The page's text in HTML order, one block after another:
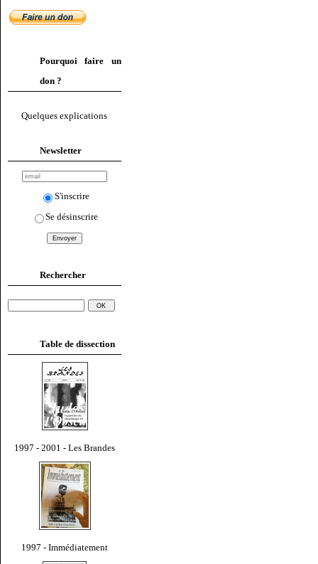
Pourquoi faire un
don ?
Quelques explications
Newsletter
S'inscrire
Se désinscrire
Rechercher
Table de dissection
1997 - 2001 - Les Brandes
1997 - Immédiatement